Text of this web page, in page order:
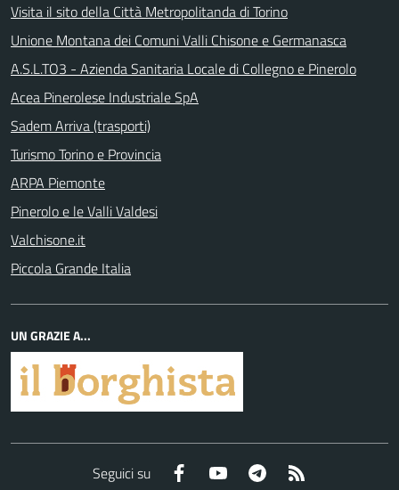
Visita il sito della Città Metropolitanda di Torino
Unione Montana dei Comuni Valli Chisone e Germanasca
A.S.L.TO3 - Azienda Sanitaria Locale di Collegno e Pinerolo
Acea Pinerolese Industriale SpA
Sadem Arriva (trasporti)
Turismo Torino e Provincia
ARPA Piemonte
Pinerolo e le Valli Valdesi
Valchisone.it
Piccola Grande Italia
UN GRAZIE A...
Seguici su Facebook YouTube Telegram